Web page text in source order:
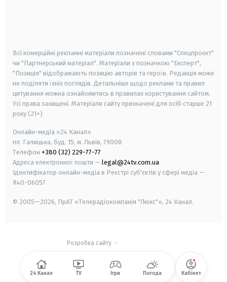
Всі комерційні рекламні матеріали позначені словами "Спецпроєкт"
чи "Партнерський матеріал". Матеріали з позначкою "Експерт",
"Позиція" відображають позицію авторів та героїв. Редакція може
не поділяти їхніх поглядів. Детальніше щодо реклами та правил
цитування можна ознайомитись в правилах користування сайтом.
Усі права захищені. Матеріали сайту призначені для осіб старше 21
року (21+)
Онлайн-медіа «24 Канал»
пл. Галицька, буд. 15, м. Львів, 79008
Телефон +380 (32) 229-77-77
Адреса електронної пошти — legal@24tv.com.ua
Ідентифікатор онлайн-медіа в Реєстрі суб'єктів у сфері медіа —
R40-06057
© 2005—2026, ПрАТ «Телерадіокомпанія "Люкс"», 24 Канал.
Розробка сайту-
24 Канал TV Ігри Погода Кабінет